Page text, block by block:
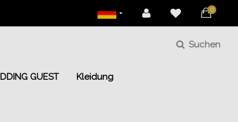
0
Suchen
GUEST Kleidung